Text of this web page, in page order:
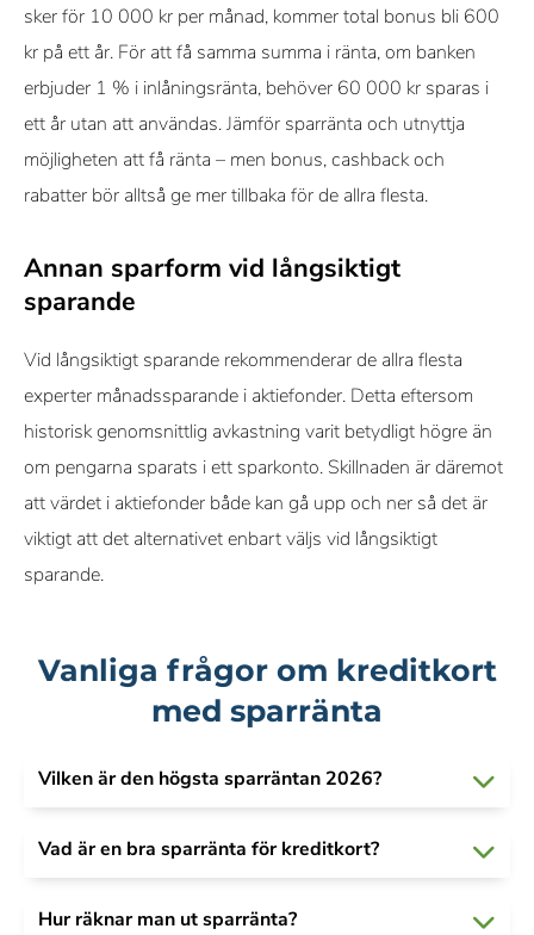
sker för 10 000 kr per månad, kommer total bonus bli 600
kr på ett år. För att få samma summa i ränta, om banken
erbjuder 1 % i inlåningsränta, behöver 60 000 kr sparas i
ett år utan att användas. Jämför sparränta och utnyttja
möjligheten att få ränta – men bonus, cashback och
rabatter bör alltså ge mer tillbaka för de allra flesta.
Annan sparform vid långsiktigt
sparande
Vid långsiktigt sparande rekommenderar de allra flesta
experter månadssparande i aktiefonder. Detta eftersom
historisk genomsnittlig avkastning varit betydligt högre än
om pengarna sparats i ett sparkonto. Skillnaden är däremot
att värdet i aktiefonder både kan gå upp och ner så det är
viktigt att det alternativet enbart väljs vid långsiktigt
sparande.
Vanliga frågor om kreditkort
med sparränta
Vilken är den högsta sparräntan 2026?
Vad är en bra sparränta för kreditkort?
Hur räknar man ut sparränta?